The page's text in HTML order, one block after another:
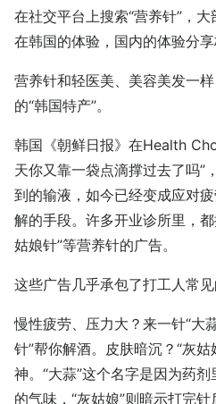
在社交平台上搜索“营养针”，
在韩国的体验，国内的体验分享
营养针和轻医美、美容美发一
的“韩国特产”。
韩国《朝鲜日报》在Health
天你又靠一袋点滴撑过去了吗”
到的输液，如今已经变成应对
解的手段。许多开业诊所里，都
姑娘针”等营养针的广告。
这些广告几乎承包了打工人常见
慢性疲劳、压力大？来一针“大
针”帮你解酒。皮肤暗沉？“灰
神。“大蒜”这个名字是因为药
的气味，“灰姑娘”则暗示打完针